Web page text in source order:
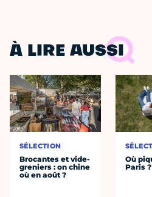
À LIRE AUSSI
SÉLECTION
Brocantes et vide-
greniers : on chine
où en août ?
Où
Paris ?